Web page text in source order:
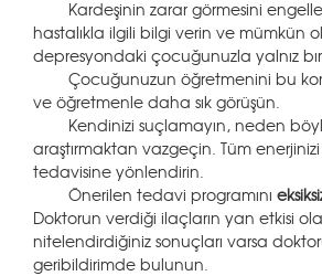
Kardeşinin zarar görmesini
hastalıkla ilgili bilgi verin ve mümkün
depresyondaki çocuğunuzla yalnız
Çocuğunuzun öğretmenini bu
ve öğretmenle daha sık görüşün.
Kendinizi suçlamayın, neden
araştırmaktan vazgeçin. Tüm
tedavisine yönlendirin.
Önerilen tedavi programını
Doktorun verdiği ilaçların yan etkisi
nitelendirdiğiniz sonuçları varsa
geribildirimde bulunun.